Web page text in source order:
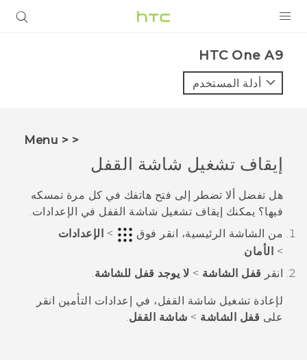
VIVE
VIVERSE
البرامج + التطبيقات
الدعم
أجهزة HTC والملحقات
HTC One A9‎
أدلة المستخدم
< < Menu
إيقاف تشغيل شاشة القفل
هل تفضل ألا تضطر إلى فتح هاتفك في كل مرة تمسكه
فيها؟ يمكنك إيقاف تشغيل شاشة القفل في الإعدادات.
من الشاشة
الرئيسية، انقر فوق >
الإعدادات
> الأمان
انقر قفل الشاشة > لا يوجد قفل للشاشة
لإعادة تشغيل شاشة القفل، في إعدادات التأمين انقر
على قفل الشاشة > شاشة القفل